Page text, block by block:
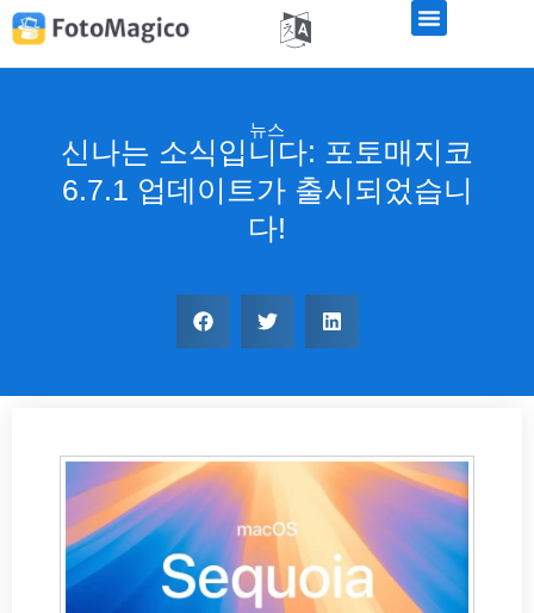
뉴스
신나는 소식입니다: 포토매지코
6.7.1 업데이트가 출시되었습니
다!